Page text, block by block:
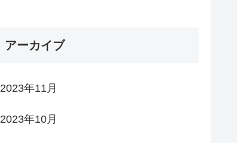
アーカイブ
2023年11月
2023年10月